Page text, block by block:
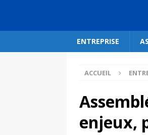
ENTREPRISE
ACCUEIL
enjeux,